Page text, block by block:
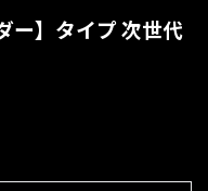
ー】タイプ 次世代